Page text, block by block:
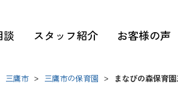
談 スタッフ紹介 お客様の声
三鷹市 > 三鷹市の保育園 > まなびの森保育